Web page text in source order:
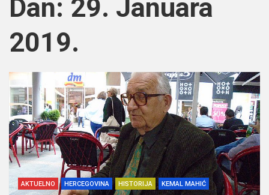
Dan: 29. Januara
2019.
AKTUELNO HERCEGOVINA HISTORIJA KEMAL MAHIĆ